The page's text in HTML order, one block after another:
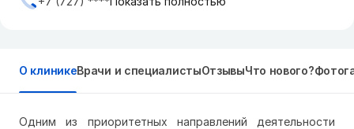
О клиникеВрачи и специалистыОтзывыЧто нового?
Одним из приоритетных направлений деятельности